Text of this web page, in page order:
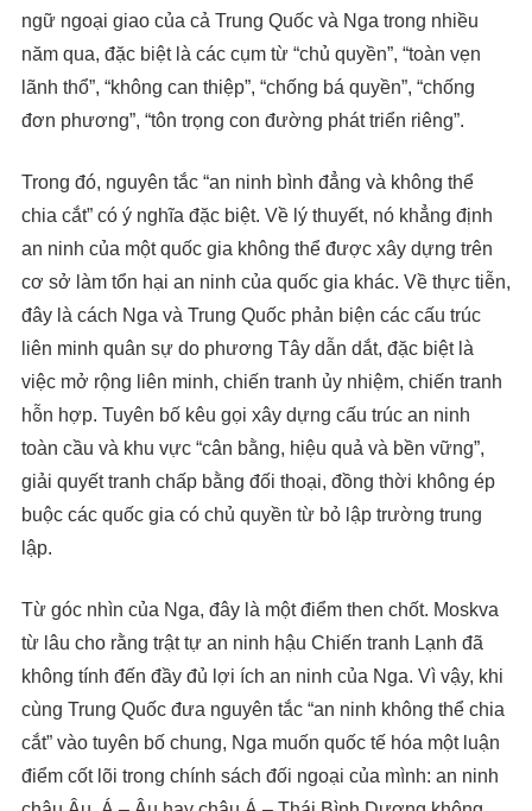
ngữ ngoại giao của cả Trung Quốc và Nga trong nhiều
năm qua, đặc biệt là các cụm từ “chủ quyền”, “toàn vẹn
lãnh thổ”, “không can thiệp”, “chống bá quyền”, “chống
đơn phương”, “tôn trọng con đường phát triển riêng”.
Trong đó, nguyên tắc “an ninh bình đẳng và không thể
chia cắt” có ý nghĩa đặc biệt. Về lý thuyết, nó khẳng định
an ninh của một quốc gia không thể được xây dựng trên
cơ sở làm tổn hại an ninh của quốc gia khác. Về thực tiễn,
đây là cách Nga và Trung Quốc phản biện các cấu trúc
liên minh quân sự do phương Tây dẫn dắt, đặc biệt là
việc mở rộng liên minh, chiến tranh ủy nhiệm, chiến tranh
hỗn hợp. Tuyên bố kêu gọi xây dựng cấu trúc an ninh
toàn cầu và khu vực “cân bằng, hiệu quả và bền vững”,
giải quyết tranh chấp bằng đối thoại, đồng thời không ép
buộc các quốc gia có chủ quyền từ bỏ lập trường trung
lập.
Từ góc nhìn của Nga, đây là một điểm then chốt. Moskva
từ lâu cho rằng trật tự an ninh hậu Chiến tranh Lạnh đã
không tính đến đầy đủ lợi ích an ninh của Nga. Vì vậy, khi
cùng Trung Quốc đưa nguyên tắc “an ninh không thể chia
cắt” vào tuyên bố chung, Nga muốn quốc tế hóa một luận
điểm cốt lõi trong chính sách đối ngoại của mình: an ninh